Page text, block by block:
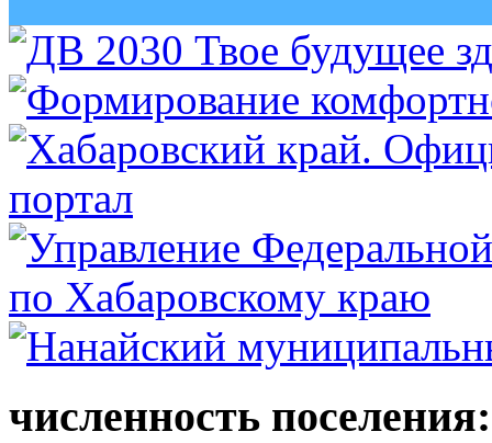
численность поселения: